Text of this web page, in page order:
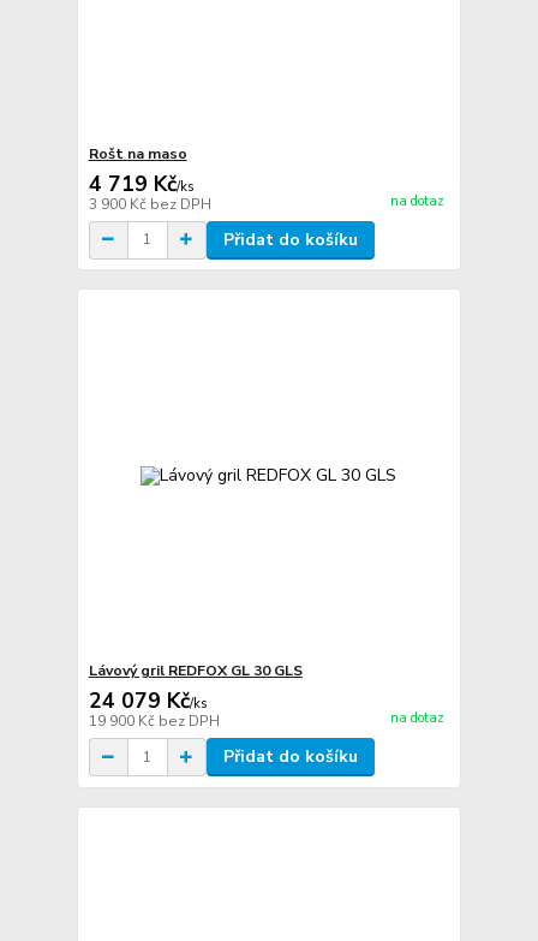
Rošt na maso
4 719 Kč/ks
3 900 Kč bez DPH na dotaz
Přidat do košíku
Lávový gril REDFOX GL 30 GLS
24 079 Kč/ks
19 900 Kč bez DPH na dotaz
Přidat do košíku